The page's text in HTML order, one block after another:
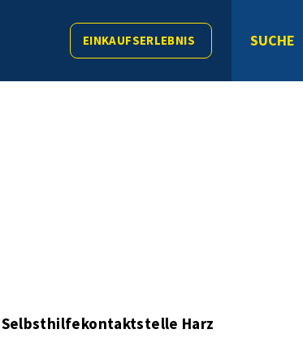
EINKAUFSERLEBNIS SUCHE
Selbsthilfekontaktstelle Harz